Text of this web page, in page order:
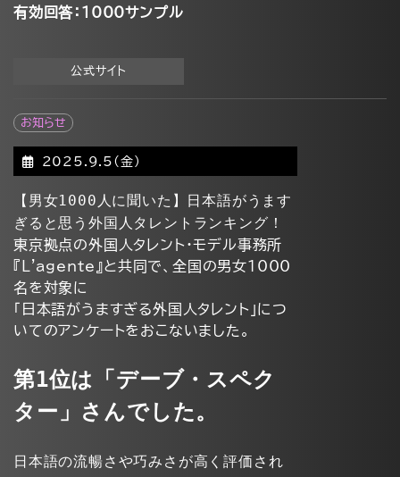
有効回答：1000サンプル
公式サイト
お知らせ
2025.9.5(金)
【男女1000人に聞いた】日本語がうます
ぎると思う外国人タレントランキング！
東京拠点の外国人タレント・モデル事務所
『L'agente』と共同で、全国の男女1000
名を対象に
「日本語がうますぎる外国人タレント」につ
いてのアンケートをおこないました。
第1位は「デーブ・スペク
ター」さんでした。
日本語の流暢さや巧みさが高く評価され